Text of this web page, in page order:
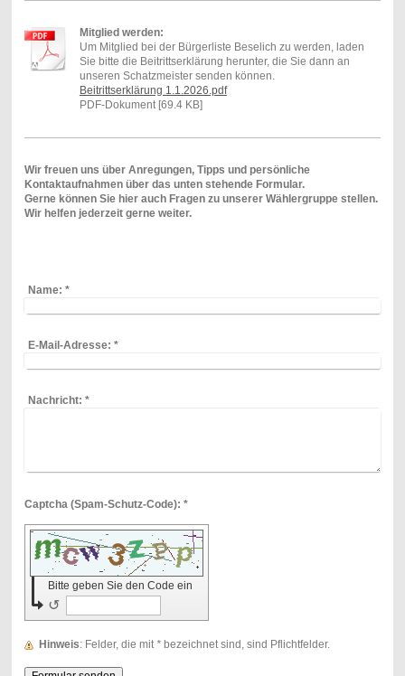
Mitglied werden:
Um Mitglied bei der Bürgerliste Beselich zu werden, laden
Sie bitte die Beitrittserklärung herunter, die Sie dann an
unseren Schatzmeister senden können.
Beitrittserklärung 1.1.2026.pdf
PDF-Dokument [69.4 KB]
Wir freuen uns über Anregungen, Tipps und persönliche
Kontaktaufnahmen über das unten stehende Formular.
Gerne können Sie hier auch Fragen zu unserer Wählergruppe stellen.
Wir helfen jederzeit gerne weiter.
Name: *
E-Mail-Adresse: *
Nachricht: *
Captcha (Spam-Schutz-Code): *
Bitte geben Sie den Code ein
↺
Hinweis : Felder, die mit *bezeichnet sind, sind Pflichtfelder.